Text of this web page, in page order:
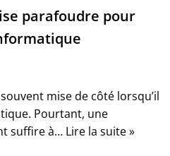
parafoudre pour
mise de côté lorsqu’il
Pourtant, une
suffire à… Lire la suite »